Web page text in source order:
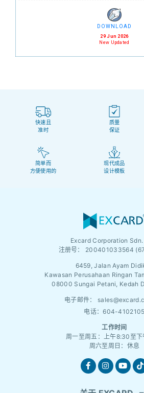
DOWNLOAD
29 Jun 2026
New Updated
快速且
准时
质量
保证
简单而
方便使用的
现代成品
设计模板
Excard Corporation Sdn.
注册号： 200401033564
6459, Jalan Ayam
Kawasan Perusahaan Ringan
08000 Sungai Petani, Kedah
电子邮件：
电话：604-4102105
工作时间
周一至周五：上午8:30至
周六至周日：休息